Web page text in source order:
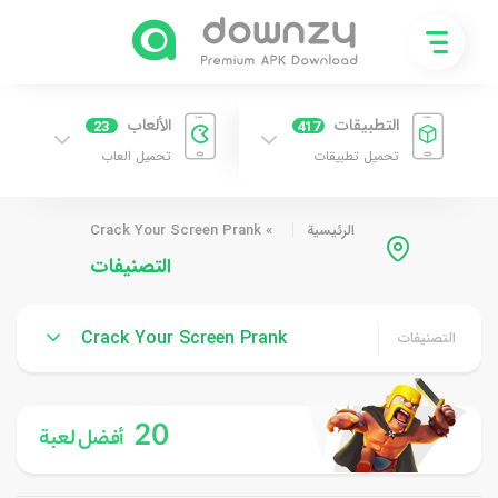
التطبيقات 417
تحميل تطبيقات
الألعاب 23
تحميل العاب
الرئيسية »
Crack Your Screen Prank
التصنيفات
التصنيفات Crack Your Screen Prank
20 أفضل لعبة